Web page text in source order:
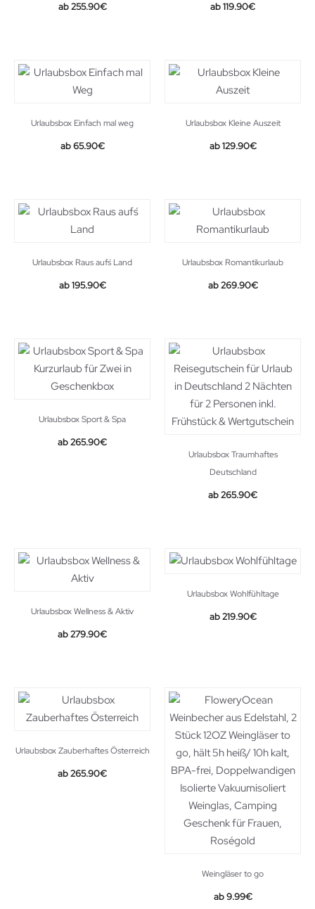
255.90€ 119.90€
Urlaubsbox Einfach mal weg
65.90€
Urlaubsbox Kleine Auszeit
129.90€
Urlaubsbox Raus auf´s Land
195.90€
Urlaubsbox Romantikurlaub
269.90€
Urlaubsbox Sport & Spa
265.90€
Urlaubsbox Traumhaftes
Deutschland
265.90€
Urlaubsbox Wellness & Aktiv
279.90€
Urlaubsbox Wohlfühltage
219.90€
Urlaubsbox Zauberhaftes Österreich
265.90€
Weingläser to go
9.99€